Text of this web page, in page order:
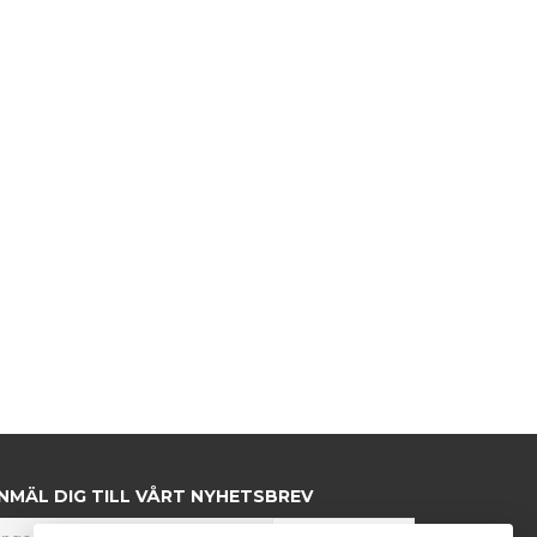
DIG TILL VÅRT NYHETSBREV